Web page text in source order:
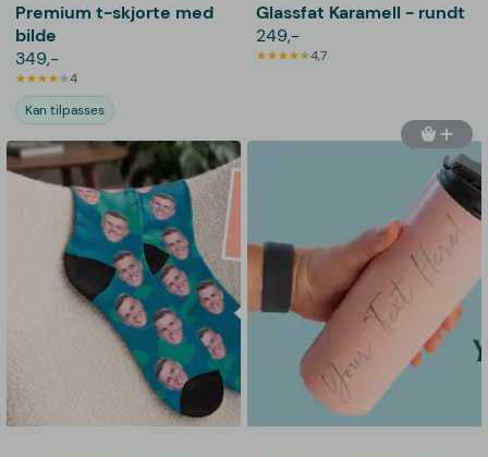
Premium t-skjorte med
bilde
349,-
4
Kan tilpasses
Glassfat Karamell - rundt
249,-
4,7